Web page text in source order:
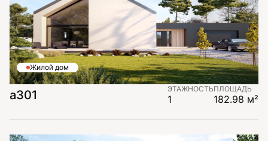
Жилой дом
а301 ЭТАЖНОСТЬ
1
ПЛОЩАДЬ
182.98 м²